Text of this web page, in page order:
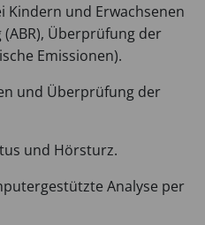
Kindern und Erwachsenen
Überprüfung der
Emissionen).
und Überprüfung der
und Hörsturz.
Analyse per